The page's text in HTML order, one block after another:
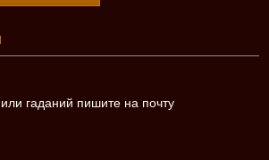
гаданий пишите на почту